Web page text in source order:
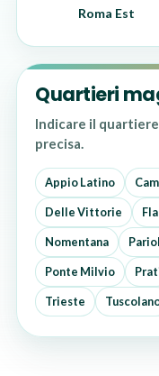
Roma Est
Quartieri
Indicare il
precisa.
Appio Latino
Delle Vittorie
Nomentana
Ponte Milvio
Trieste